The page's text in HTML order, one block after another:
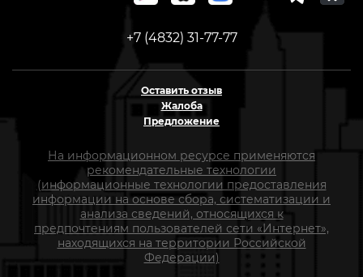
+7 (4832) 31-77-77
Оставить отзыв
Жалоба
Предложение
На информационном ресурсе применяются
рекомендательные технологии
(информационные технологии предоставления
информации на основе сбора, систематизации и
анализа сведений, относящихся к
предпочтениям пользователей сети «Интернет»,
находящихся на территории Российской
Федерации)